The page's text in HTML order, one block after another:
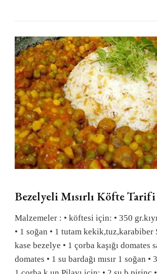
Bezelyeli Mısırlı Köfte Tarifi
Malzemeler : • köftesi için: • 350
• 1 soğan • 1 tutam kekik,tuz,karabiber
kase bezelye • 1 çorba kaşığı domates
domates • 1 su bardağı mısır 1 soğan •